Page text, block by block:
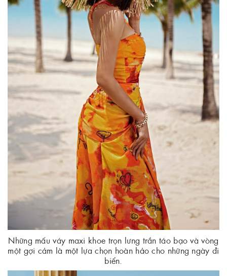
Những mấu váy maxi khoe trọn lưng trần táo bạo và vòng
một gợi cảm là một lựa chọn hoàn hảo cho những ngày đi
biển.